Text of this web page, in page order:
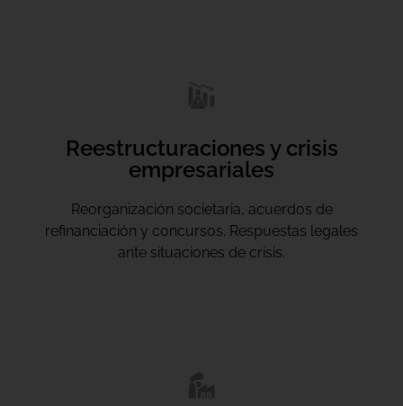
Reestructuraciones y crisis
empresariales
Reorganización societaria, acuerdos de
refinanciación y concursos. Respuestas legales
ante situaciones de crisis.